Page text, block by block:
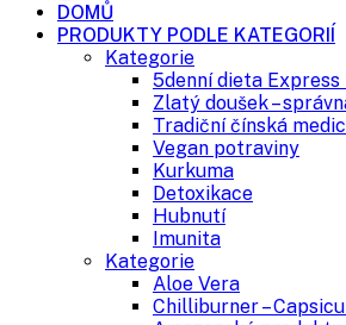
DOMŮ
PRODUKTY PODLE KATEGORIÍ
Kategorie
5denní dieta
Zlatý doušek –
Tradiční čínská
Vegan potraviny
Kurkuma
Detoxikace
Hubnutí
Imunita
Kategorie
Aloe Vera
Chilliburner –